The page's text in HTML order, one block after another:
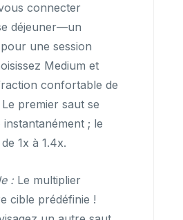
connecter
déjeuner—un
une session
Medium et
confortable de
premier saut se
; le
1x à 1.4x.
:Le multiplier
cible prédéfinie !